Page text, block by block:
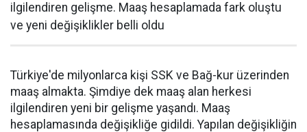
ilgilendiren gelişme. Maaş hesaplamada fark oluştu
ve yeni değişiklikler belli oldu
Türkiye'de milyonlarca kişi SSK ve Bağ-kur üzerinden
maaş almakta. Şimdiye dek maaş alan herkesi
ilgilendiren yeni bir gelişme yaşandı. Maaş
hesaplamasında değişikliğe gidildi. Yapılan değişikliğin